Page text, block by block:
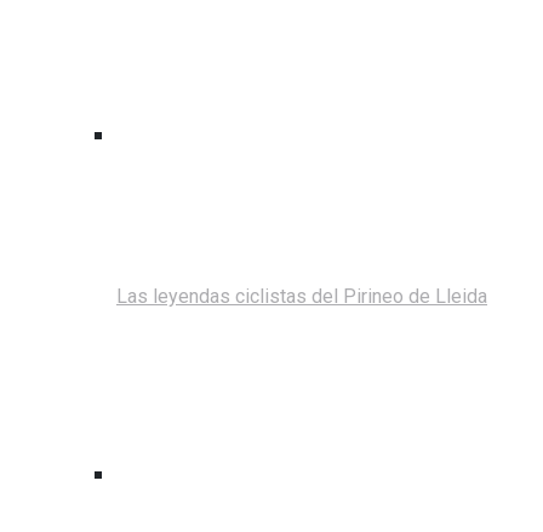
Las leyendas ciclistas del Pirineo de Lleida